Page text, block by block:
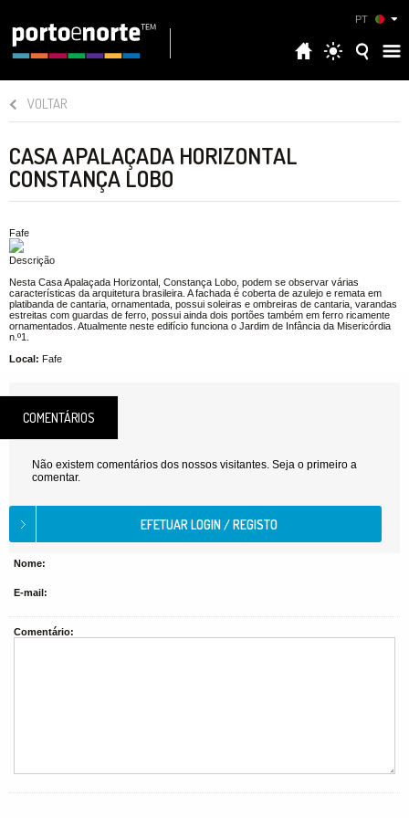
PT
VOLTAR
CASA APALAÇADA HORIZONTAL
CONSTANÇA LOBO
Fafe
Descrição
Nesta Casa Apalaçada Horizontal, Constança Lobo, podem se observar várias
características da arquitetura brasileira. A fachada é coberta de azulejo e remata em
platibanda de cantaria, ornamentada, possui soleiras e ombreiras de cantaria, varandas
estreitas com guardas de ferro, possui ainda dois portões também em ferro ricamente
ornamentados. Atualmente neste edifício funciona o Jardim de Infância da Misericórdia
n.º1.
Local: Fafe
COMENTÁRIOS
Não existem comentários dos nossos visitantes. Seja o primeiro a
comentar.
Nome:
E-mail:
Comentário: